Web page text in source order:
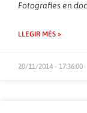
Fotografies en
LLEGIR MÉS »
20/11/2014 - 17:36:00